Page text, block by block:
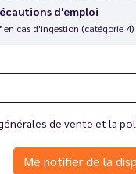
d'emploi
cas d'ingestion (catégorie 4)
de vente et la
Me notifier de la